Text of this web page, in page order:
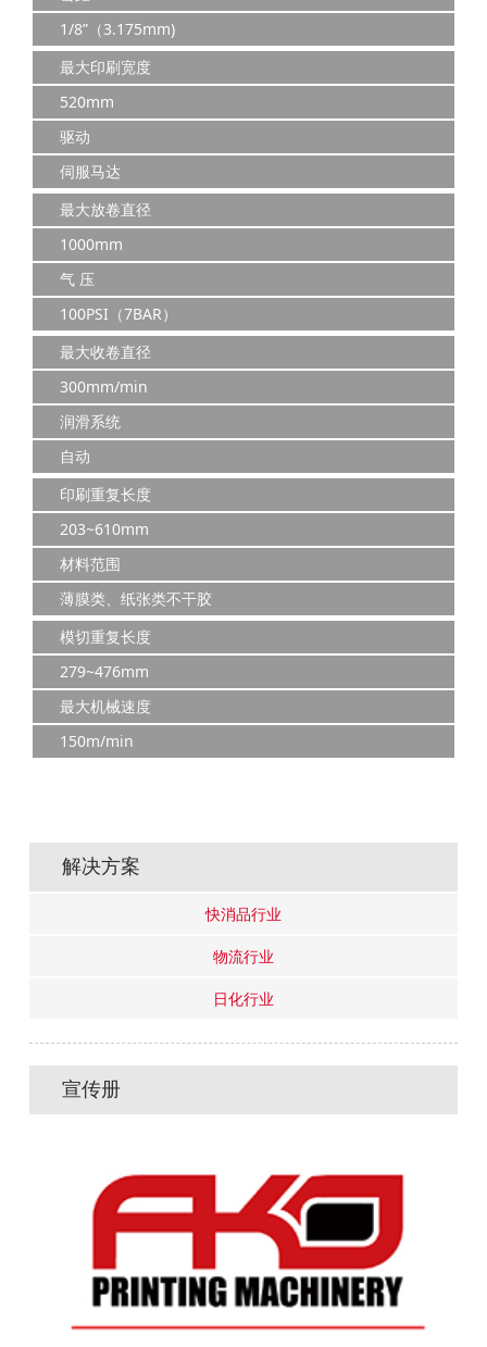
1/8”（3.175mm)
最大印刷宽度
520mm
驱动
伺服马达
最大放卷直径
1000mm
气 压
100PSI（7BAR）
最大收卷直径
300mm/min
润滑系统
自动
印刷重复长度
203~610mm
材料范围
薄膜类、纸张类不干胶
模切重复长度
279~476mm
最大机械速度
150m/min
解决方案
快消品行业
物流行业
日化行业
宣传册